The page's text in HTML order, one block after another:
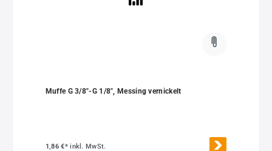
Muffe G 3/8"-G 1/8", Messing vernickelt
1,86 €*inkl. MwSt.